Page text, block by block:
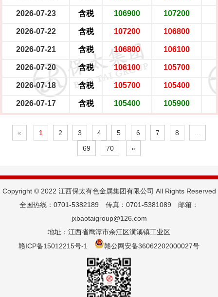
2026-07-23 含税 106900 107200
2026-07-22 含税 107200 106800
2026-07-21 含税 106800 106100
2026-07-20 含税 106100 105700
2026-07-18 含税 105700 105400
2026-07-17 含税 105400 105900
« 1 2 3 4 5 6 7 8
69
70 »
Copyright © 2022 江西保太有色金属集团有限公司 All Rights Reserved
全国热线：0701-5382189 传真：0701-5381089 邮箱：
jxbaotaigroup@126.com
地址：江西省鹰潭市余江区潢溪镇工业区
赣ICP备15012215号-1
赣公网安备36062202000027号